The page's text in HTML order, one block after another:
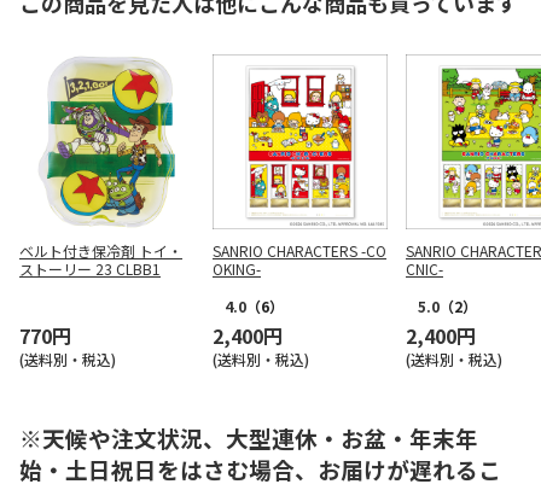
ベルト付き保冷剤 トイ・
ストーリー 23 CLBB1
770円
(送料別・税込)
SANRIO CHARACTERS -CO
OKING-
4.0 （6）
2,400円
(送料別・税込)
SANRIO
CNIC-
5.0 （2）
2,400円
(送料別・税込)
※天候や注文状況、大型連休・お盆・年末年
始・土日祝日をはさむ場合、お届けが遅れるこ